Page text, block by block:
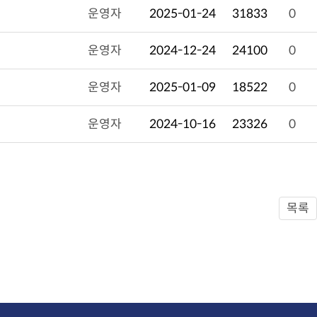
운영자 2025-01-24 31833 0
운영자 2024-12-24 24100 0
운영자 2025-01-09 18522 0
운영자 2024-10-16 23326 0
목록